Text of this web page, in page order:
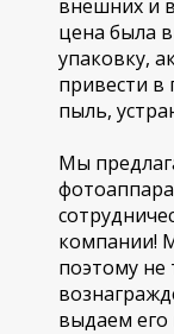
внешних и
цена была
упаковку,
привести в
пыль,
Мы
компании!
поэтому не
выдаем его